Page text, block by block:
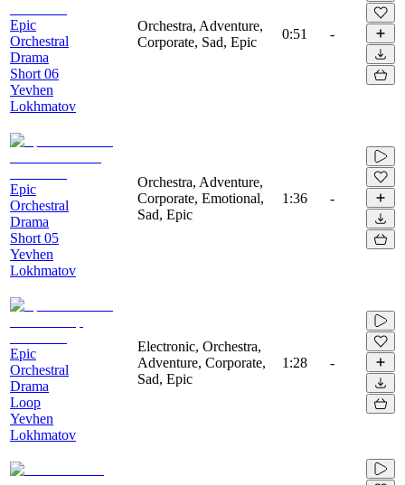
Epic
Orchestral
Drama
Short 06
Yevhen
Lokhmatov
Orchestra, Adventure,
Corporate, Sad, Epic
0:51 -
Epic
Orchestral
Drama
Short 05
Yevhen
Lokhmatov
Orchestra, Adventure,
Corporate, Emotional,
Sad, Epic
1:36 -
Epic
Orchestral
Drama
Loop
Yevhen
Lokhmatov
Electronic, Orchestra,
Adventure, Corporate,
Sad, Epic
1:28 -